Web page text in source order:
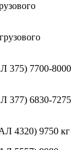
375) 7700-8000
377) 6830-7275
4320) 9750 кг